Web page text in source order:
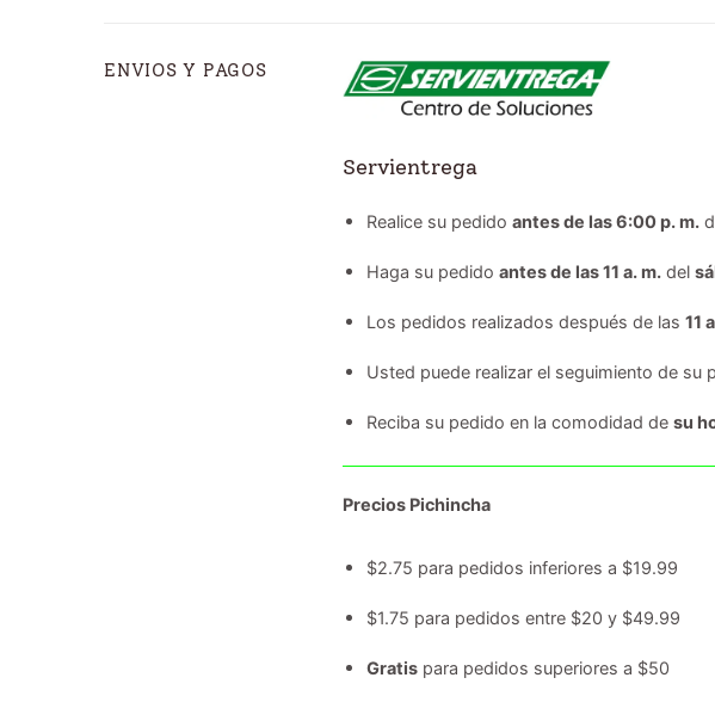
ENVIOS Y PAGOS
Servientrega
Realice su pedido antes de las 6:00 p. m.
Haga su pedido antes de las 11 a. m.del
Los pedidos realizados después de las 11
Usted puede realizar el seguimiento de su
Reciba su pedido en la comodidad de su
Precios Pichincha
$2.75 para pedidos inferiores a $19.99
$1.75 para pedidos entre $20 y $49.99
Gratispara pedidos superiores a $50